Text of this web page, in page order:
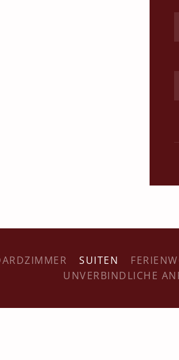
SUITEN
UNVERBINDLICHE